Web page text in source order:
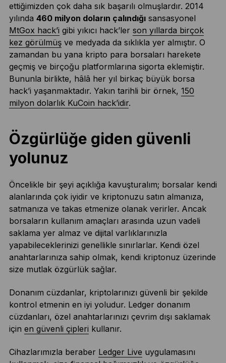
ettiğimizden çok daha sık başarılı olmuşlardır. 2014
yılında 460 milyon doların çalındığısansasyonel
MtGox hack’i gibi yıkıcı hack’ler son yıllarda birçok
kez görülmüşve medyada da sıklıkla yer almıştır. O
zamandan bu yana kripto para borsaları harekete
geçmiş ve birçoğu platformlarına sigorta eklemiştir.
Bununla birlikte, hâlâ her yıl birkaç büyük borsa
hack’i yaşanmaktadır. Yakın tarihli bir örnek, 150
milyon dolarlık KuCoin hack’idir.
Özgürlüğe giden güvenli
yolunuz
Öncelikle bir şeyi açıklığa kavuşturalım; borsalar kendi
alanlarında çok iyidir ve kriptonuzu satın almanıza,
satmanıza ve takas etmenize olanak verirler. Ancak
borsaların kullanım amaçları arasında uzun vadeli
saklama yer almaz ve dijital varlıklarınızla
yapabileceklerinizi genellikle sınırlarlar. Kendi özel
anahtarlarınıza sahip olmak, kendi kriptonuz üzerinde
size mutlak özgürlük sağlar.
Donanım cüzdanlar, kriptolarınızı güvenli bir şekilde
kontrol etmenin en iyi yoludur. Ledger donanım
cüzdanları, özel anahtarlarınızı çevrim dışı saklamak
için en güvenli çipleri kullanır.
Cihazlarımızla beraber Ledger Live uygulamasını